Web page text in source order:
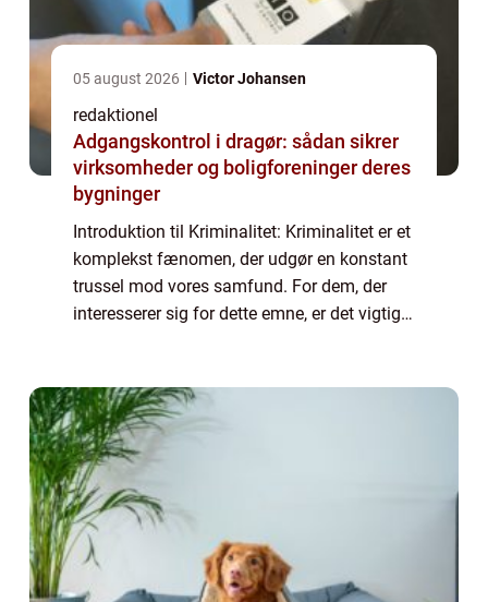
05 august 2026 Victor Johansen
redaktionel
Adgangskontrol i dragør: sådan sikrer
virksomheder og boligforeninger deres
bygninger
Introduktion til Kriminalitet: Kriminalitet er et
komplekst fænomen, der udgør en konstant
trussel mod vores samfund. For dem, der
interesserer sig for dette emne, er det vigtigt